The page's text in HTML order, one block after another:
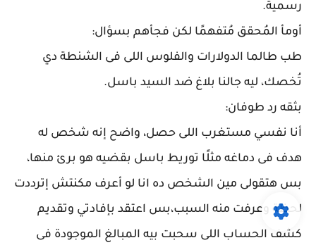
رسمية.
أومأ المُحقق مُتفهمًا لكن فجأهم بسؤال:
طب طالما الدولارات والفلوس اللى فى الشنطة دي
تُخصك، ليه جالنا بلاغ ضد السيد باسل.
بثقه رد طوفان:
أنا نفسي مستغرب اللى حصل، واضح إنه شخص له
هدف فى دماغه مثلًا توريط باسل بقضيه هو برئ منها،
بس هتقولى مين الشخص ده انا لو أعرف مكنتش إترددت
لحظة وعرفت منه السبب،بس اعتقد بإفادتي وتقديم
كشف الحساب اللى سحبت بيه المبالغ الموجودة فى